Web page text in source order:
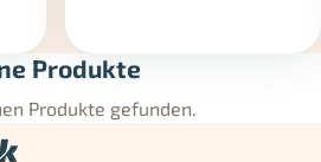
Produkte
Produkte gefunden.